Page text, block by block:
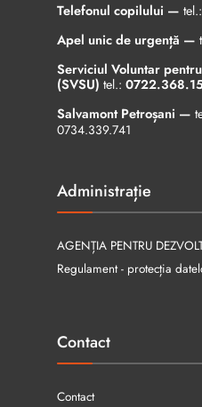
Telefonul copilului — tel.:
Apel unic de urgență —
Serviciul Voluntar
(SVSU) tel.:
Salvamont Petroșani —
0734.339.741
Administrație
AGENȚIA PENTRU
Regulament - protecția
Contact
Contact